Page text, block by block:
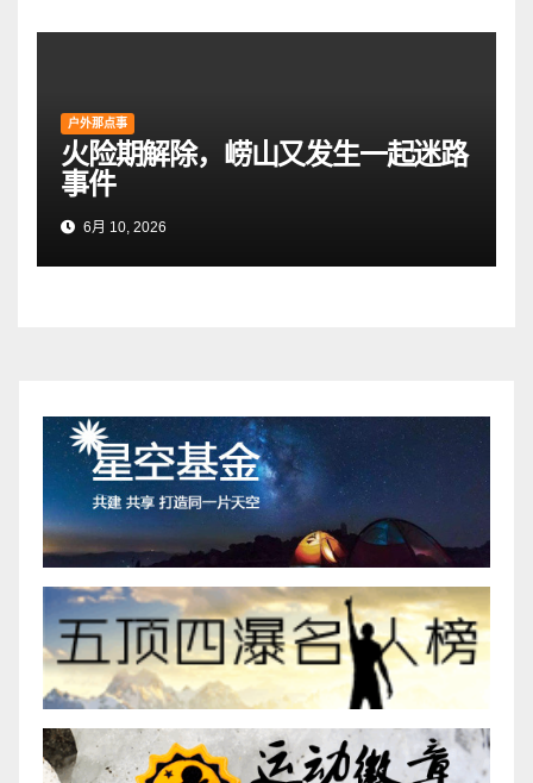
户外那点事
火险期解除，崂山又发生一起迷路
事件
6月 10, 2026